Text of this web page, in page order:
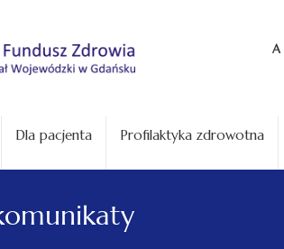
A
Dla pacjenta Profilaktyka zdrowotna